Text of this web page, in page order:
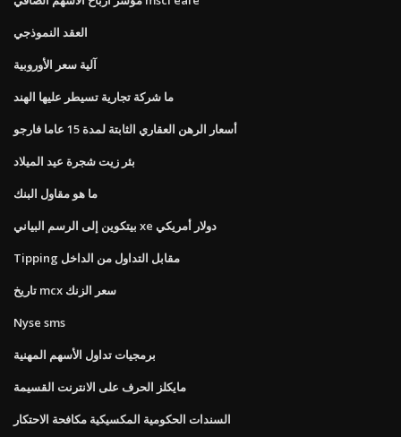
العقد النموذجي
آلية سعر الأوروبية
ما شركة تجارية تسيطر عليها الهند
أسعار الرهن العقاري الثابتة لمدة 15 عاما فارجو
بئر زيت شجرة عيد الميلاد
ما هو مقاول البنك
بيتكوين إلى الرسم البياني xe دولار أمريكي
Tipping مقابل التداول من الداخل
تاريخ mcx سعر الزنك
Nyse sms
برمجيات تداول الأسهم المهنية
مايكلز الحرف على الانترنت القسيمة
السندات الحكومية المكسيكية مكافحة الاحتكار